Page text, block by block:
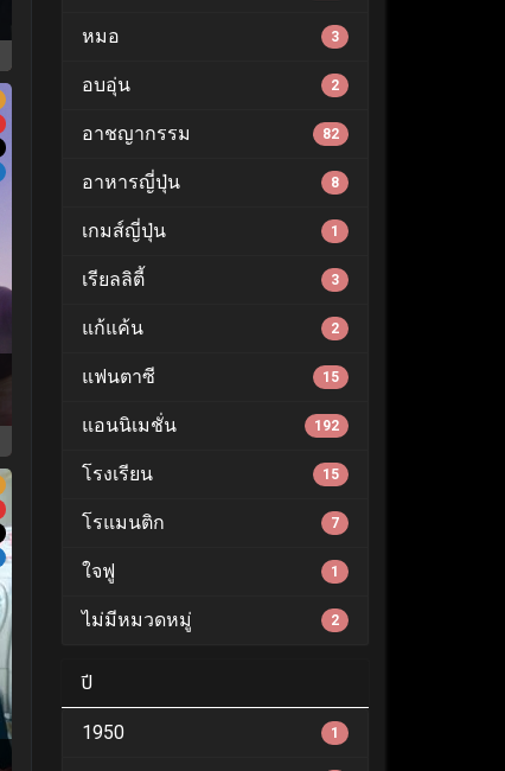
หมอ 3
อบอุ่น 2
อาชญากรรม 82
อาหารญี่ปุ่น 8
เกมส์ญี่ปุ่น 1
เรียลลิตี้ 3
แก้แค้น 2
แฟนตาซี 15
แอนนิเมชั่น 192
โรงเรียน 15
โรแมนติก 7
ใจฟู 1
ไม่มีหมวดหมู่ 2
ปี
1950 1